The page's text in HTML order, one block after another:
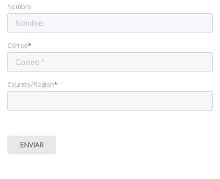
Nombre
Correo*
Country/Region*